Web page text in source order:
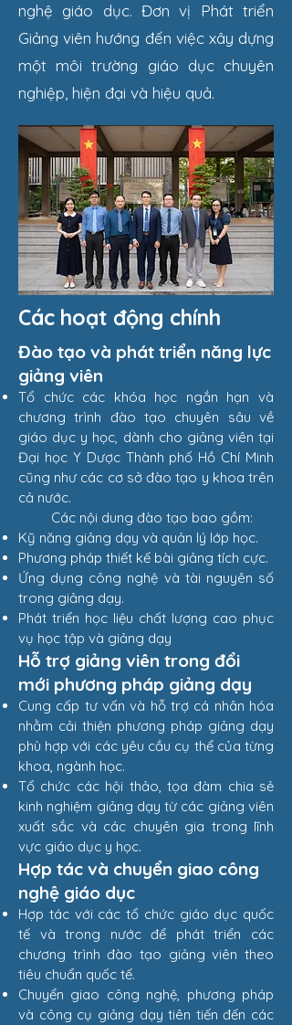
nghệ giáo dục. Đơn vị Phát triển
Giảng viên hướng đến việc xây dựng
một môi trường giáo dục chuyên
nghiệp, hiện đại và hiệu quả.
​Các hoạt động chính
Đào tạo và phát triển năng lực
giảng viên
Tổ chức các khóa học ngắn hạn và
chương trình đào tạo chuyên sâu về
giáo dục y học, dành cho giảng viên tại
Đại học Y Dược Thành phố Hồ Chí Minh
cũng như các cơ sở đào tạo y khoa trên
cả nước.
Các nội dung đào tạo bao gồm:
Kỹ năng giảng dạy và quản lý lớp học.
Phương pháp thiết kế bài giảng tích cực.
Ứng dụng công nghệ và tài nguyên số
trong giảng dạy.
Phát triển học liệu chất lượng cao phục
vụ học tập và giảng dạy
Hỗ trợ giảng viên trong đổi
mới phương pháp giảng dạy
Cung cấp tư vấn và hỗ trợ cá nhân hóa
nhằm cải thiện phương pháp giảng dạy
phù hợp với các yêu cầu cụ thể của từng
khoa, ngành học.
Tổ chức các hội thảo, tọa đàm chia sẻ
kinh nghiệm giảng dạy từ các giảng viên
xuất sắc và các chuyên gia trong lĩnh
vực giáo dục y học.
Hợp tác và chuyển giao công
nghệ giáo dục
Hợp tác với các tổ chức giáo dục quốc
tế và trong nước để phát triển các
chương trình đào tạo giảng viên theo
tiêu chuẩn quốc tế.
Chuyển giao công nghệ, phương pháp
và công cụ giảng dạy tiên tiến đến các